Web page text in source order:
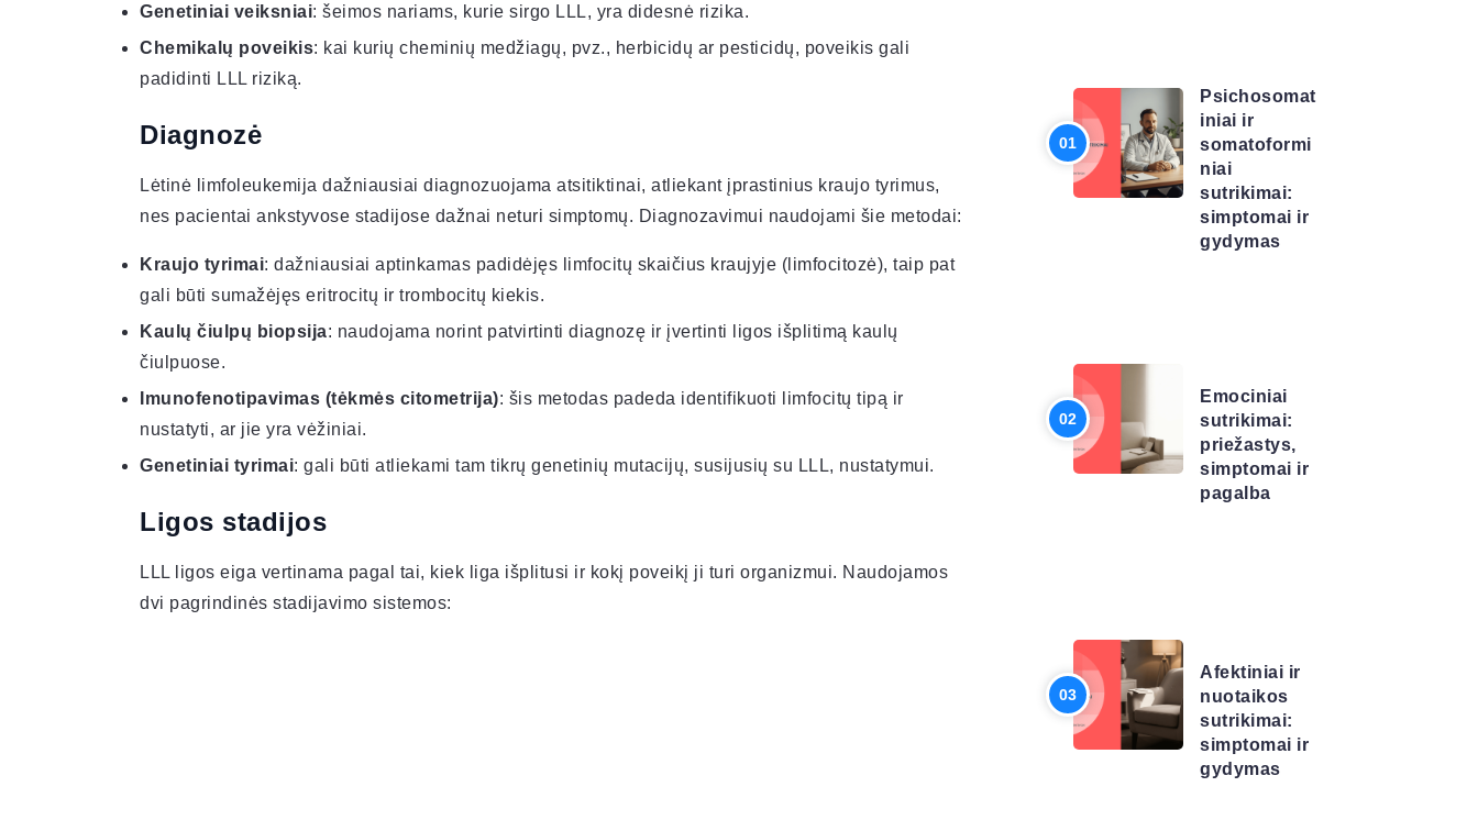
Genetiniai veiksniai: šeimos nariams, kurie sirgo LLL, yra didesnė rizika.
Chemikalų poveikis: kai kurių cheminių medžiagų, pvz., herbicidų ar pesticidų, poveikis gali
padidinti LLL riziką.
Diagnozė
Lėtinė limfoleukemija dažniausiai diagnozuojama atsitiktinai, atliekant įprastinius kraujo tyrimus,
nes pacientai ankstyvose stadijose dažnai neturi simptomų. Diagnozavimui naudojami šie metodai:
Kraujo tyrimai: dažniausiai aptinkamas padidėjęs limfocitų skaičius kraujyje (limfocitozė), taip pat
gali būti sumažėjęs eritrocitų ir trombocitų kiekis.
Kaulų čiulpų biopsija: naudojama norint patvirtinti diagnozę ir įvertinti ligos išplitimą kaulų
čiulpuose.
Imunofenotipavimas (tėkmės citometrija): šis metodas padeda identifikuoti limfocitų tipą ir
nustatyti, ar jie yra vėžiniai.
Genetiniai tyrimai: gali būti atliekami tam tikrų genetinių mutacijų, susijusių su LLL, nustatymui.
Ligos stadijos
LLL ligos eiga vertinama pagal tai, kiek liga išplitusi ir kokį poveikį ji turi organizmui. Naudojamos
dvi pagrindinės stadijavimo sistemos:
Psichosomat
iniai ir
somatoformi
niai
sutrikimai:
simptomai ir
gydymas
Emociniai
sutrikimai:
priežastys,
simptomai ir
pagalba
Afektiniai ir
nuotaikos
sutrikimai:
simptomai ir
gydymas